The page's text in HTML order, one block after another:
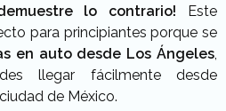
lo contrario! Este
para principiantes porque se
en auto desde Los Ángeles,
llegar fácilmente desde
de México.